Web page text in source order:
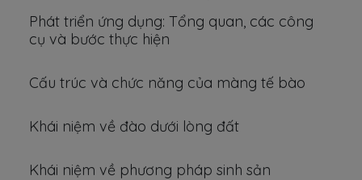
Phát triển ứng dụng: Tổng quan, các công
cụ và bước thực hiện
Cấu trúc và chức năng của màng tế bào
Khái niệm về đào dưới lòng đất
Khái niệm về phương pháp sinh sản